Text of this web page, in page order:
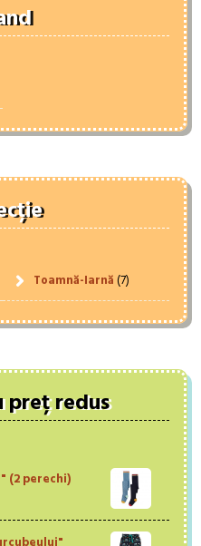
Toamnă-Iarnă(7)
preț redus
(2 perechi)